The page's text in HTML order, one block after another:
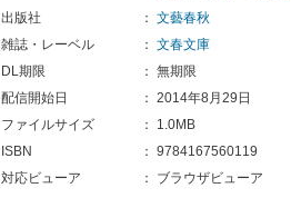
出版社
： 文藝春秋
雑誌・レーベル
： 文春文庫
DL期限
： 無期限
配信開始日
： 2014年8月29日
ファイルサイズ
：
1.0MB
ISBN
： 9784167560119
対応ビューア
： ブラウザビューア